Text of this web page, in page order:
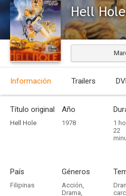
Hell Hole
Información Trailers
Título original
Hell Hole
Año
1978
1
22
País
Filipinas
Géneros
Acción,
Drama,